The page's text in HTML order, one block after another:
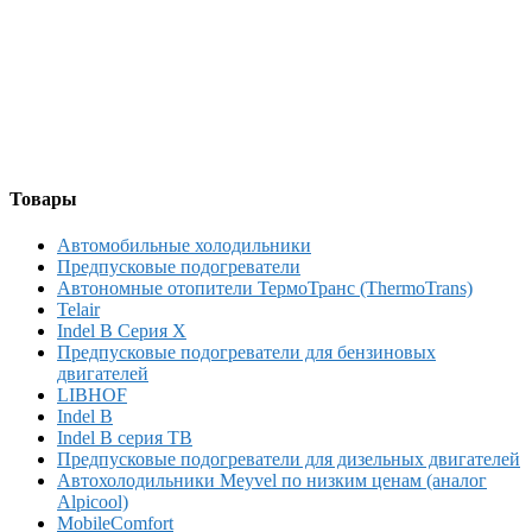
Товары
Автомобильные холодильники
Предпусковые подогреватели
Автономные отопители ТермоТранс (ThermoTrans)
Telair
Indel B Серия X
Предпусковые подогреватели для бензиновых
двигателей
LIBHOF
Indel B
Indel B серия TB
Предпусковые подогреватели для дизельных двигателей
Автохолодильники Meyvel по низким ценам (аналог
Alpicool)
MobileComfort